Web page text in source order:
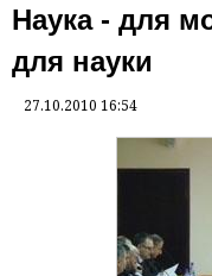
Наука - для
для науки
27.10.2010 16:54